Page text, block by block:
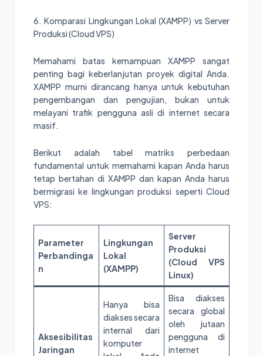
6. Komparasi Lingkungan Lokal (XAMPP) vs Server
Produksi (Cloud VPS)
Memahami batas kemampuan XAMPP sangat
penting bagi keberlanjutan proyek digital Anda.
XAMPP murni dirancang hanya untuk kebutuhan
pengembangan dan pengujian, bukan untuk
melayani trafik pengguna asli di internet secara
masif.
Berikut adalah tabel matriks perbedaan
fundamental untuk memahami kapan Anda harus
tetap bertahan di XAMPP dan kapan Anda harus
bermigrasi ke lingkungan produksi seperti Cloud
VPS:
Parameter
Perbandinga
n
Lingkungan
Lokal
(XAMPP)
Server
Produksi
(Cloud VPS
Linux)
Aksesibilitas
Jaringan
Hanya bisa
diakses secara
internal dari
komputer
Bisa diakses
secara global
oleh jutaan
pengguna di
internet